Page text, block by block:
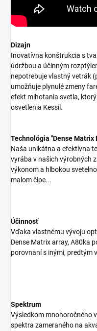
Dizajn
Inovatívna konštrukcia s
údržbou a účinným
nepotrebuje vlastný vetrák
umožňuje plynulé zmeny
efekt mihotania svetla,
osvetlenia Kessil.
Technológia "Dense Matrix
Naša unikátna a efektívna
vyrába v našich výrobných
výkonom a hlbokou
malom čipe...
Účinnosť
Vďaka vlastnému vývoju
Dense Matrix array, A80ka
porovnaní s inými, predtým
Spektrum
Výsledkom mnohoročného
spektra zameraného na